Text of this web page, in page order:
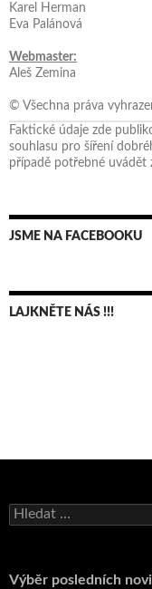
Karel Herman
Eva Palánová
Webmaster:
Aleš Zemina
© Všechna práva
Faktické údaje zde
souhlasu pro šíření
případě potřebné uvádět
JSME NA FACEBOOKU
LAJKNĚTE NÁS !!!
Vyhledávání
Výběr posledních
Bruno Belan se
Andy Appleton
Pražský přebor